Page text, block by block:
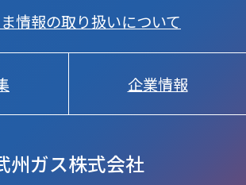
州ガス株式会社
情報の取り扱いについて
企業情報